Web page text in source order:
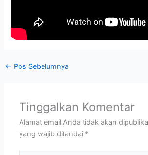
← Pos Sebelumnya
Tinggalkan Komentar
Alamat email Anda tidak akan
yang wajib ditandai *